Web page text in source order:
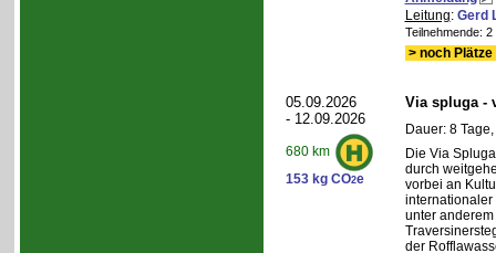
Leitung: Gerd
Teilnehmende:
> noch
05.09.2026
- 12.09.2026
680 km
153 kg CO2e
Via spluga -
Dauer: 8
Die Via
durch
vorbei an
internationaler
unter
der